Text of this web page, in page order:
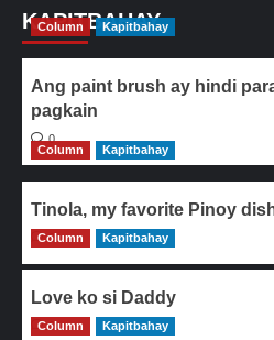
KAPITBAHAY
Column Kapitbahay
Ang paint brush ay hindi
pagkain
0
Column
Kapitbahay
Tinola, my favorite Pinoy
0
Column Kapitbahay
Love ko si Daddy
0
Column Kapitbahay